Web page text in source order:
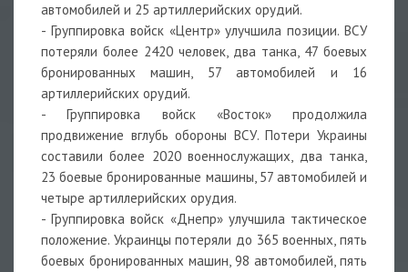
автомобилей и 25 артиллерийских орудий.
- Группировка войск «Центр» улучшила позиции. ВСУ
потеряли более 2420 человек, два танка, 47 боевых
бронированных машин, 57 автомобилей и 16
артиллерийских орудий.
- Группировка войск «Восток» продолжила
продвижение вглубь обороны ВСУ. Потери Украины
составили более 2020 военнослужащих, два танка,
23 боевые бронированные машины, 57 автомобилей и
четыре артиллерийских орудия.
- Группировка войск «Днепр» улучшила тактическое
положение. Украинцы потеряли до 365 военных, пять
боевых бронированных машин, 98 автомобилей, пять